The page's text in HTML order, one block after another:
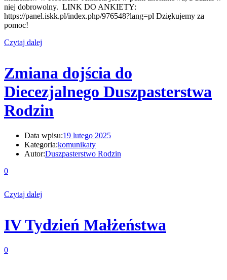
niej dobrowolny. LINK DO ANKIETY:
https://panel.iskk.pl/index.php/976548?lang=pl Dziękujemy za
pomoc!
Czytaj dalej
Zmiana dojścia do
Diecezjalnego Duszpasterstwa
Rodzin
Data wpisu:19 lutego 2025
Kategoria:komunikaty
Autor:Duszpasterstwo Rodzin
0
Czytaj dalej
IV Tydzień Małżeństwa
0